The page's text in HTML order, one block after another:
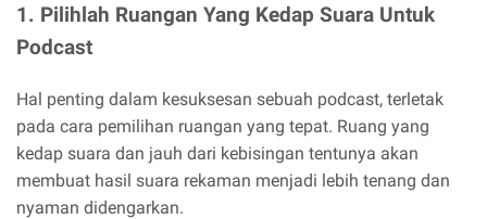
1. Pilihlah Ruangan Yang Kedap Suara Untuk
Podcast
Hal penting dalam kesuksesan sebuah podcast, terletak
pada cara pemilihan ruangan yang tepat. Ruang yang
kedap suara dan jauh dari kebisingan tentunya akan
membuat hasil suara rekaman menjadi lebih tenang dan
nyaman didengarkan.